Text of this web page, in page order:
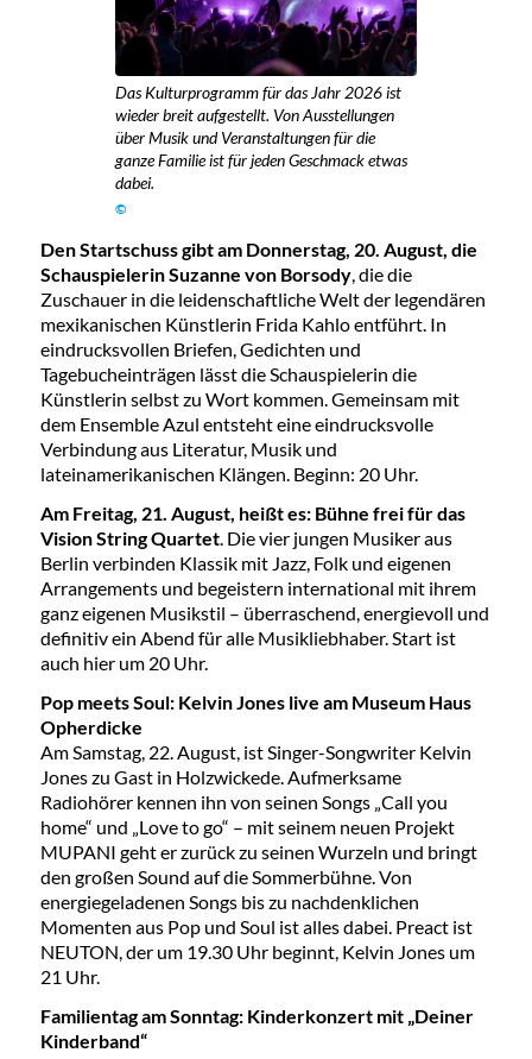
Das Kulturprogramm für das Jahr 2026 ist
wieder breit aufgestellt. Von Ausstellungen
über Musik und Veranstaltungen für die
ganze Familie ist für jeden Geschmack etwas
dabei.
©
Den Startschuss gibt am Donnerstag, 20. August, die
Schauspielerin Suzanne von Borsody, die die
Zuschauer in die leidenschaftliche Welt der legendären
mexikanischen Künstlerin Frida Kahlo entführt. In
eindrucksvollen Briefen, Gedichten und
Tagebucheinträgen lässt die Schauspielerin die
Künstlerin selbst zu Wort kommen. Gemeinsam mit
dem Ensemble Azul entsteht eine eindrucksvolle
Verbindung aus Literatur, Musik und
lateinamerikanischen Klängen. Beginn: 20 Uhr.
Am Freitag, 21. August, heißt es: Bühne frei für das
Vision String Quartet. Die vier jungen Musiker aus
Berlin verbinden Klassik mit Jazz, Folk und eigenen
Arrangements und begeistern international mit ihrem
ganz eigenen Musikstil – überraschend, energievoll und
definitiv ein Abend für alle Musikliebhaber. Start ist
auch hier um 20 Uhr.
Pop meets Soul: Kelvin Jones live am Museum Haus
Opherdicke
Am Samstag, 22. August, ist Singer-Songwriter Kelvin
Jones zu Gast in Holzwickede. Aufmerksame
Radiohörer kennen ihn von seinen Songs „Call you
home“ und „Love to go“ – mit seinem neuen Projekt
MUPANI geht er zurück zu seinen Wurzeln und bringt
den großen Sound auf die Sommerbühne. Von
energiegeladenen Songs bis zu nachdenklichen
Momenten aus Pop und Soul ist alles dabei. Preact ist
NEUTON, der um 19.30 Uhr beginnt, Kelvin Jones um
21 Uhr.
Familientag am Sonntag: Kinderkonzert mit „Deiner
Kinderband“